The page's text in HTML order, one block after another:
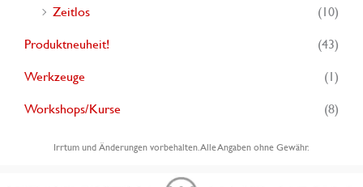
Zeitlos
(10)
Produktneuheit!
(43)
Werkzeuge
(1)
Workshops/Kurse
(8)
Irrtum und Änderungen vorbehalten. Alle Angaben ohne Gewähr.